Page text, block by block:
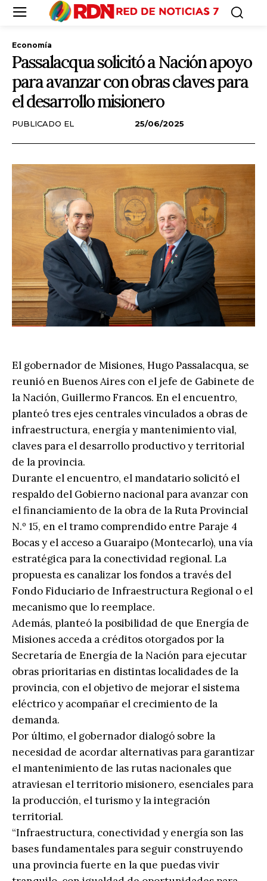
Economía
Passalacqua solicitó a Nación apoyo
para avanzar con obras claves para
el desarrollo misionero
PUBLICADO EL 25/06/2025
El gobernador de Misiones, Hugo Passalacqua, se
reunió en Buenos Aires con el jefe de Gabinete de
la Nación, Guillermo Francos. En el encuentro,
planteó tres ejes centrales vinculados a obras de
infraestructura, energía y mantenimiento vial,
claves para el desarrollo productivo y territorial
de la provincia.
Durante el encuentro, el mandatario solicitó el
respaldo del Gobierno nacional para avanzar con
el financiamiento de la obra de la Ruta Provincial
N.º 15, en el tramo comprendido entre Paraje 4
Bocas y el acceso a Guaraipo (Montecarlo), una vía
estratégica para la conectividad regional. La
propuesta es canalizar los fondos a través del
Fondo Fiduciario de Infraestructura Regional o el
mecanismo que lo reemplace.
Además, planteó la posibilidad de que Energía de
Misiones acceda a créditos otorgados por la
Secretaría de Energía de la Nación para ejecutar
obras prioritarias en distintas localidades de la
provincia, con el objetivo de mejorar el sistema
eléctrico y acompañar el crecimiento de la
demanda.
Por último, el gobernador dialogó sobre la
necesidad de acordar alternativas para garantizar
el mantenimiento de las rutas nacionales que
atraviesan el territorio misionero, esenciales para
la producción, el turismo y la integración
territorial.
“Infraestructura, conectividad y energía son las
bases fundamentales para seguir construyendo
una provincia fuerte en la que puedas vivir